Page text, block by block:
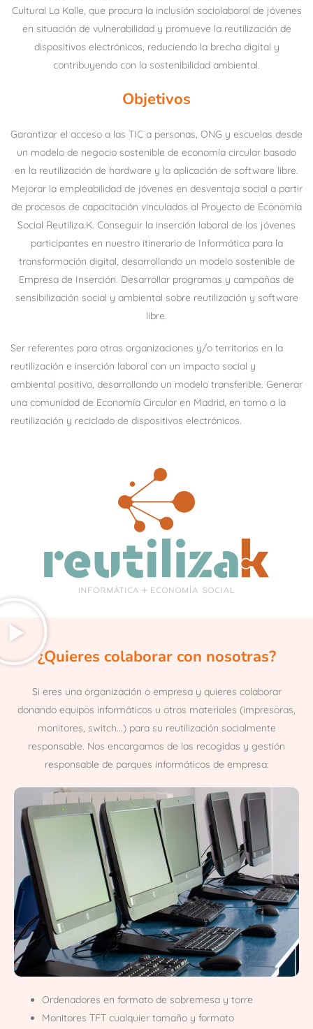
Cultural La Kalle, que procura la inclusión sociolaboral de jóvenes
en situación de vulnerabilidad y promueve la reutilización de
dispositivos electrónicos, reduciendo la brecha digital y
contribuyendo con la sostenibilidad ambiental.
Objetivos
Garantizar el acceso a las TIC a personas, ONG y escuelas desde
un modelo de negocio sostenible de economía circular basado
en la reutilización de hardware y la aplicación de software libre.
Mejorar la empleabilidad de jóvenes en desventaja social a partir
de procesos de capacitación vinculados al Proyecto de Economía
Social Reutiliza.K. Conseguir la inserción laboral de los jóvenes
participantes en nuestro itinerario de Informática para la
transformación digital, desarrollando un modelo sostenible de
Empresa de Inserción. Desarrollar programas y campañas de
sensibilización social y ambiental sobre reutilización y software
libre.
Ser referentes para otras organizaciones y/o territorios en la
reutilización e inserción laboral con un impacto social y
ambiental positivo, desarrollando un modelo transferible. Generar
una comunidad de Economía Circular en Madrid, en torno a la
reutilización y reciclado de dispositivos electrónicos.
¿Quieres colaborar con nosotras?
Si eres una organización o empresa y quieres colaborar
donando equipos informáticos u otros materiales (impresoras,
monitores, switch...) para su reutilización socialmente
responsable. Nos encargamos de las recogidas y gestión
responsable de parques informáticos de empresa:
Ordenadores en formato de sobremesa y torre
Monitores TFT cualquier tamaño y formato